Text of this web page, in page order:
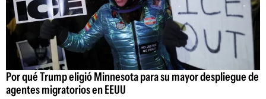
Por qué Trump eligió Minnesota para su mayor despliegue de
agentes migratorios en EEUU